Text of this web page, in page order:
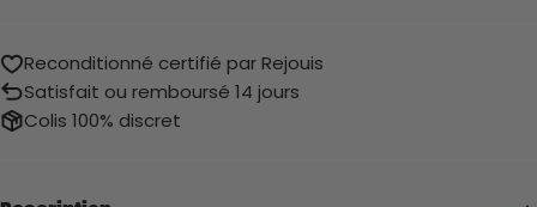
Reconditionné certifié par Rejouis
Satisfait ou remboursé 14 jours
Colis 100% discret